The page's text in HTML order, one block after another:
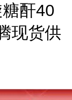
酐40
现货供